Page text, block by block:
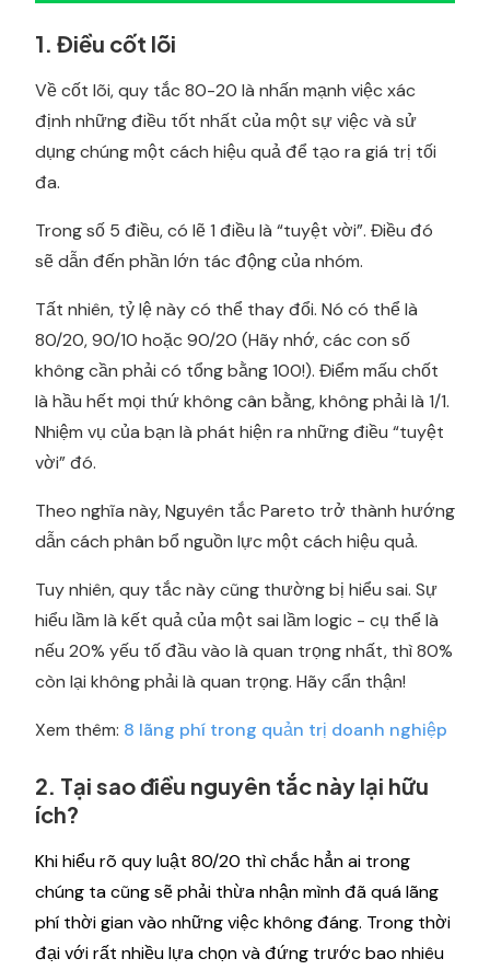
1. Điều cốt lõi
Về cốt lõi, quy tắc 80-20 là nhấn mạnh việc xác
định những điều tốt nhất của một sự việc và sử
dụng chúng một cách hiệu quả để tạo ra giá trị tối
đa.
Trong số 5 điều, có lẽ 1 điều là “tuyệt vời”. Điều đó
sẽ dẫn đến phần lớn tác động của nhóm.
Tất nhiên, tỷ lệ này có thể thay đổi. Nó có thể là
80/20, 90/10 hoặc 90/20 (Hãy nhớ, các con số
không cần phải có tổng bằng 100!). Điểm mấu chốt
là hầu hết mọi thứ không cân bằng, không phải là 1/1.
Nhiệm vụ của bạn là phát hiện ra những điều “tuyệt
vời” đó.
Theo nghĩa này, Nguyên tắc Pareto trở thành hướng
dẫn cách phân bổ nguồn lực một cách hiệu quả.
Tuy nhiên, quy tắc này cũng thường bị hiểu sai. Sự
hiểu lầm là kết quả của một sai lầm logic - cụ thể là
nếu 20% yếu tố đầu vào là quan trọng nhất, thì 80%
còn lại không phải là quan trọng. Hãy cẩn thận!
Xem thêm: 8 lãng phí trong quản trị doanh nghiệp
2. Tại sao điều nguyên tắc này lại hữu
ích?
Khi hiểu rõ quy luật 80/20 thì chắc hẳn ai trong
chúng ta cũng sẽ phải thừa nhận mình đã quá lãng
phí thời gian vào những việc không đáng. Trong thời
đại với rất nhiều lựa chọn và đứng trước bao nhiêu